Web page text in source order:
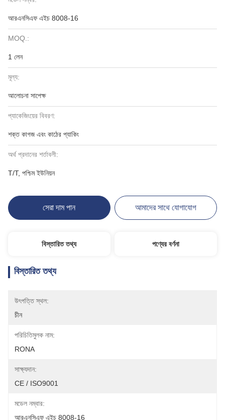
আরএনসিএফ এইচ 8008-16
MOQ.:
1 লেন
মূল্য:
আলোচনা সাপেক্ষ
প্যাকেজিংয়ের বিবরণ:
শক্ত কাগজ এবং কাঠের প্যাকিং
অর্থ প্রদানের শর্তাবলী:
T/T, পশ্চিম ইউনিয়ন
সেরা দাম পান আমাদের সাথে যোগাযোগ
বিস্তারিত তথ্য পণ্যের বর্ণনা
বিস্তারিত তথ্য
উৎপত্তি স্থল:
চীন
পরিচিতিমুলক নাম:
RONA
সাক্ষ্যদান:
CE / ISO9001
মডেল নম্বার:
আরএনসিএফ এইচ 8008-16